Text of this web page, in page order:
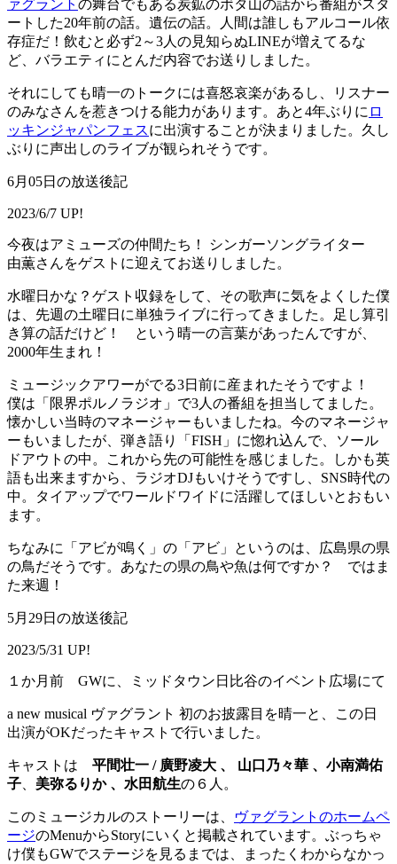
ァグラント の舞台でもある炭鉱のボタ山の話から番組がスタ
ートした20年前の話。遺伝の話。人間は誰しもアルコール依
存症だ！飲むと必ず2～3人の見知らぬLINEが増えてるな
ど、バラエティにとんだ内容でお送りしました。
それにしても晴一のトークには喜怒哀楽があるし、リスナー
のみなさんを惹きつける能力があります。あと4年ぶりに ロ
ッキンジャパンフェスに出演することが決まりました。久し
ぶりに声出しのライブが観られそうです。
6月05日の放送後記
2023/6/7 UP!
今夜はアミューズの仲間たち！ シンガーソングライター
由薫さんをゲストに迎えてお送りしました。
水曜日かな？ゲスト収録をして、その歌声に気をよくした僕
は、先週の土曜日に単独ライブに行ってきました。足し算引
き算の話だけど！ という晴一の言葉があったんですが、
2000年生まれ！
ミュージックアワーがでる3日前に産まれたそうですよ！
僕は「限界ポルノラジオ」で3人の番組を担当してました。
懐かしい当時のマネージャーもいましたね。今のマネージャ
ーもいましたが、弾き語り「FISH」に惚れ込んで、ソール
ドアウトの中。これから先の可能性を感じました。しかも英
語も出来ますから、ラジオDJもいけそうですし、SNS時代の
中。タイアップでワールドワイドに活躍してほしいとおもい
ます。
ちなみに「アビが鳴く」の「アビ」というのは、広島県の県
の鳥だそうです。あなたの県の鳥や魚は何ですか？ ではま
た来週！
5月29日の放送後記
2023/5/31 UP!
１か月前 GWに、ミッドタウン日比谷のイベント広場にて
a new musical ヴァグラント 初のお披露目を晴一と、この日
出演がOKだったキャストで行いました。
キャストは 平間壮一 / 廣野凌大 、 山口乃々華 、 小南満佑
子
美弥るりか 、水田航生の６人。
このミュージカルのストーリーは、
ヴァグラントのホームペ
ージのMenuからStoryにいくと掲載されています。ぶっちゃ
け僕もGWでステージを見るまでは、まったくわからなかっ